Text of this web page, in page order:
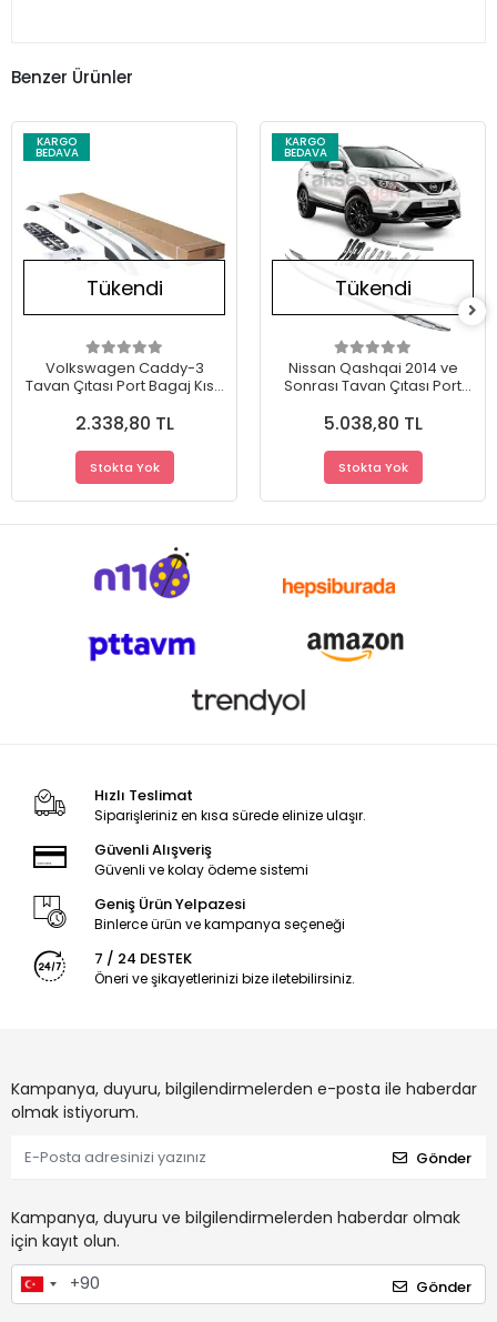
Benzer Ürünler
KARGO
BEDAVA
Tükendi
Volkswagen Caddy-3
Tavan Çıtası Port Bagaj Kısa
Ürün Gri Renk
2.338,80 TL
Stokta Yok
KARGO
BEDAVA
Tükendi
Nissan Qashqai 2014 ve
Sonrası Tavan Çıtası Port
Fabrikasyon Ürün Gri Renk
5.038,80 TL
Stokta Yok
Hızlı Teslimat
Siparişleriniz en kısa sürede elinize ulaşır.
Güvenli Alışveriş
Güvenli ve kolay ödeme sistemi
Geniş Ürün Yelpazesi
Binlerce ürün ve kampanya seçeneği
7 / 24 DESTEK
Öneri ve şikayetlerinizi bize iletebilirsiniz.
Kampanya, duyuru, bilgilendirmelerden e-posta ile haberdar
olmak istiyorum.
Gönder
Kampanya, duyuru ve bilgilendirmelerden haberdar olmak
için kayıt olun.
Gönder